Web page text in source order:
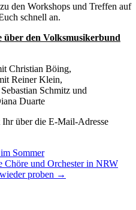
den Workshops und Treffen auf
schnell an.
über den Volksmusikerbund
Christian Böing,
Reiner Klein,
Schmitz und
Duarte
über die E-Mail-Adresse
Sommer
und Orchester in NRW
proben →